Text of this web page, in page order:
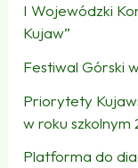
I Wojewódzki
Kujaw”
Festiwal Górski
Priorytety
w roku szkolnym
Platforma do